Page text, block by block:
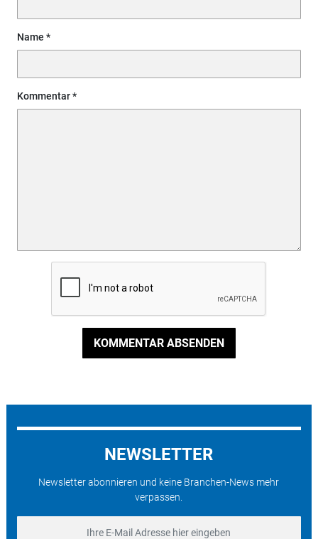
Name
Kommentar
KOMMENTAR ABSENDEN
NEWSLETTER
Newsletter abonnieren und keine Branchen-News mehr
verpassen.